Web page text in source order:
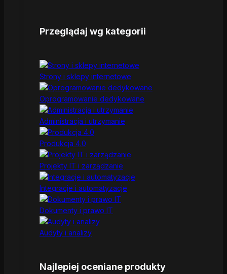
Przeglądaj wg kategorii
Strony i sklepy internetowe
Oprogramowanie dedykowane
Administracja i utrzymanie
Produkcja 4.0
Projekty IT i zarządzanie
Integracje i automatyzacje
Dokumenty i prawo IT
Audyty i analizy
Najlepiej oceniane produkty